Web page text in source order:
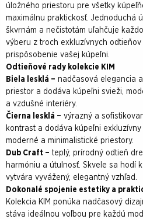
úložného priestoru pre všetky
maximálnu praktickosť. Jednoduchá
škvrnám a nečistotám uľahčuje
výberu z troch exkluzívnych
prispôsobenie vašej kúpeľni.
Odtieňové rady kolekcie KIM
Biela lesklá – nadčasová elegancia
priestor a dodáva kúpeľni svieži,
a vzdušné interiéry.
Čierna lesklá – výrazný a
kontrast a dodáva kúpeľni
moderné a minimalistické priestory.
Dub Craft – teplý, prírodný odtieň
harmóniu a útulnosť. Skvele sa hodí
vytvára vyvážený, elegantný vzhľad.
Dokonalé spojenie estetiky a
Kolekcia KIM ponúka nadčasový
stáva ideálnou voľbou pre každú